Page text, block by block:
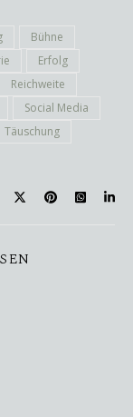
Bühne
Erfolg
Reichweite
Social Media
Täuschung